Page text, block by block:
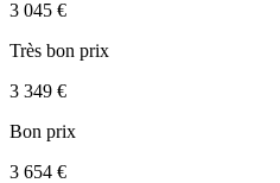
3 045 €
Très bon prix
3 349 €
Bon prix
3 654 €